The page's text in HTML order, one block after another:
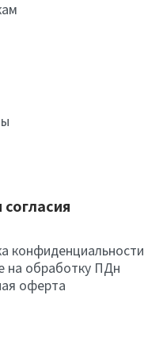
конфиденциальности
на обработку ПДн
оферта